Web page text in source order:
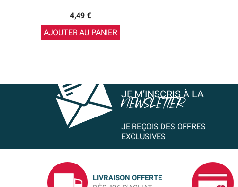
4,49 €
AJOUTER AU PANIER
JE M’INSCRIS À LA
NEWSLETTER
JE REÇOIS DES OFFRES
EXCLUSIVES
LIVRAISON OFFERTE